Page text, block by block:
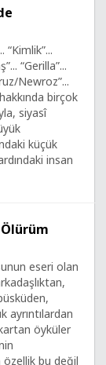
“Kimlik”...
“Gerilla”...
Newroz”...
birçok
siyasî
küçük
insan
eseri olan
ayrıntılardan
öyküler
özellik bu değil